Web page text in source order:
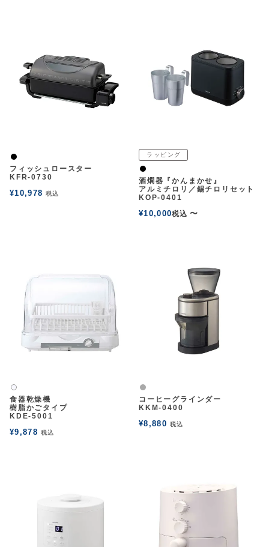
お問い合わせ
黒
フィッシュロースター
KFR-0730
¥10,978 税込
ラッピング
黒
酒燗器『かんまかせ』
アルミチロリ／錫チロリセット
KOP-0401
¥10,000税込 〜
白2
食器乾燥機
樹脂かごタイプ
KDE-5001
¥9,878 税込
グレー
コーヒーグラインダー
KKM-0400
¥8,880 税込